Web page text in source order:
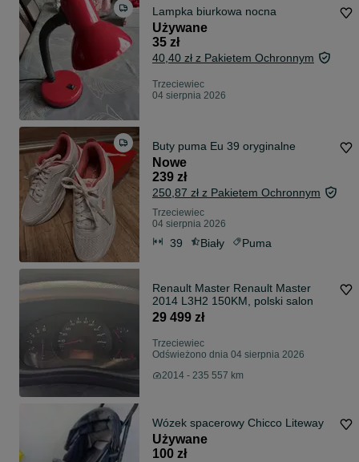
Lampka biurkowa nocna
Używane
35 zł
40,40 zł z Pakietem Ochronnym
Trzeciewiec
04 sierpnia 2026
Buty puma Eu 39 oryginalne
Nowe
239 zł
250,87 zł z Pakietem Ochronnym
Trzeciewiec
04 sierpnia 2026
39 Biały Puma
Renault Master Renault Master
2014 L3H2 150KM, polski salon
29 499 zł
Trzeciewiec
Odświeżono dnia 04 sierpnia 2026
2014 - 235 557 km
Wózek spacerowy Chicco Liteway
Używane
100 zł